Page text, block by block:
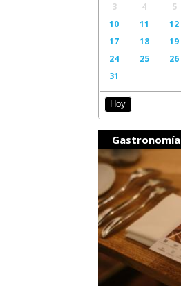
3
4 5
10
11 12
17
18 19
24
25 26
31
Hoy
Gastronomía